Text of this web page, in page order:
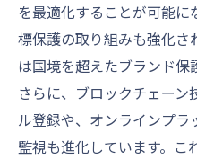
を最適化することが可能
標保護の取り組みも強化さ
は国境を超えたブランド保
さらに、ブロックチェー
ル登録や、オンラインプ
監視も進化しています。